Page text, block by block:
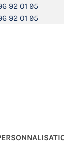
92 01 95
92 01 95